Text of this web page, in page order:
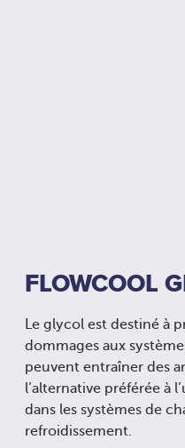
FLOWCOOL
Le glycol est destiné à
dommages aux
peuvent entraîner des
l’alternative préférée à
dans les systèmes de
refroidissement.